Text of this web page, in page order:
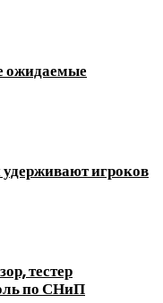
ожидаемые
игроков
тестер
по СНиП